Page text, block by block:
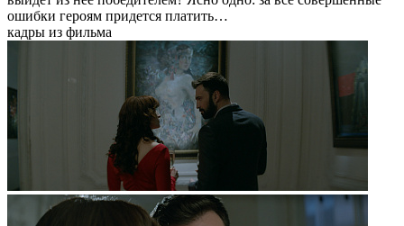
ошибки героям придется платить…
кадры из фильма